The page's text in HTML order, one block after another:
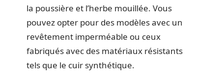
la poussière et l’herbe mouillée. Vous
pouvez opter pour des modèles avec un
revêtement imperméable ou ceux
fabriqués avec des matériaux résistants
tels que le cuir synthétique.